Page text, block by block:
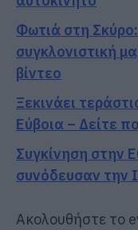
Φωτιά στη Σκύρο:
συγκλονιστική
βίντεο
Ξεκινάει
Εύβοια – Δείτε
Συγκίνηση στην
συνόδευσαν την
Ακολουθήστε το